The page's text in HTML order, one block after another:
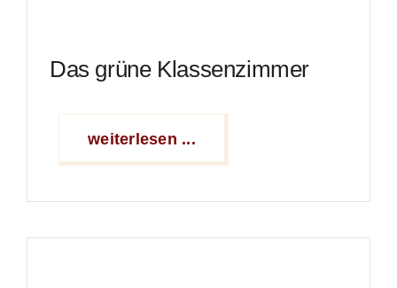
Das grüne Klassenzimmer
weiterlesen ...